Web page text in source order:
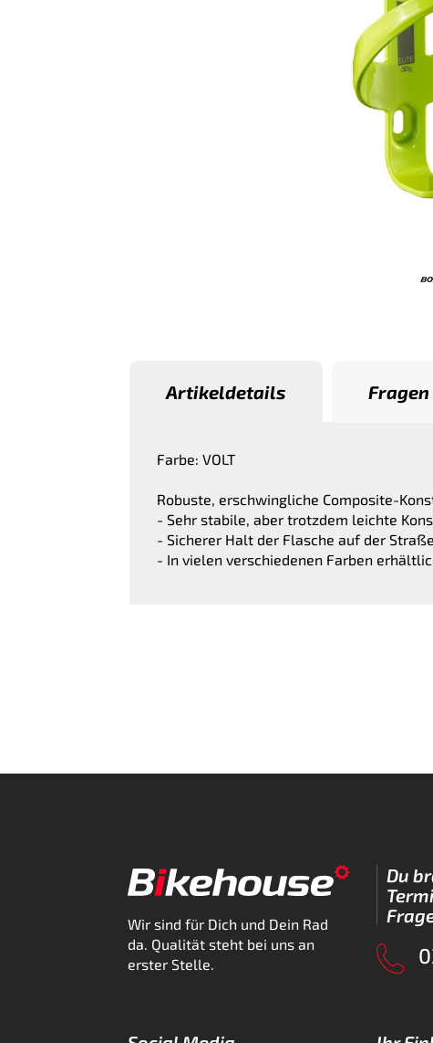
Artikeldetails
Farbe: VOLT
Robuste, erschwingliche Composite-
- Sehr stabile, aber trotzdem leichte
- Sicherer Halt der Flasche auf der
- In vielen verschiedenen Farben
Wir sind für Dich und Dein Rad
da. Qualität steht bei uns an
erster Stelle.
Du